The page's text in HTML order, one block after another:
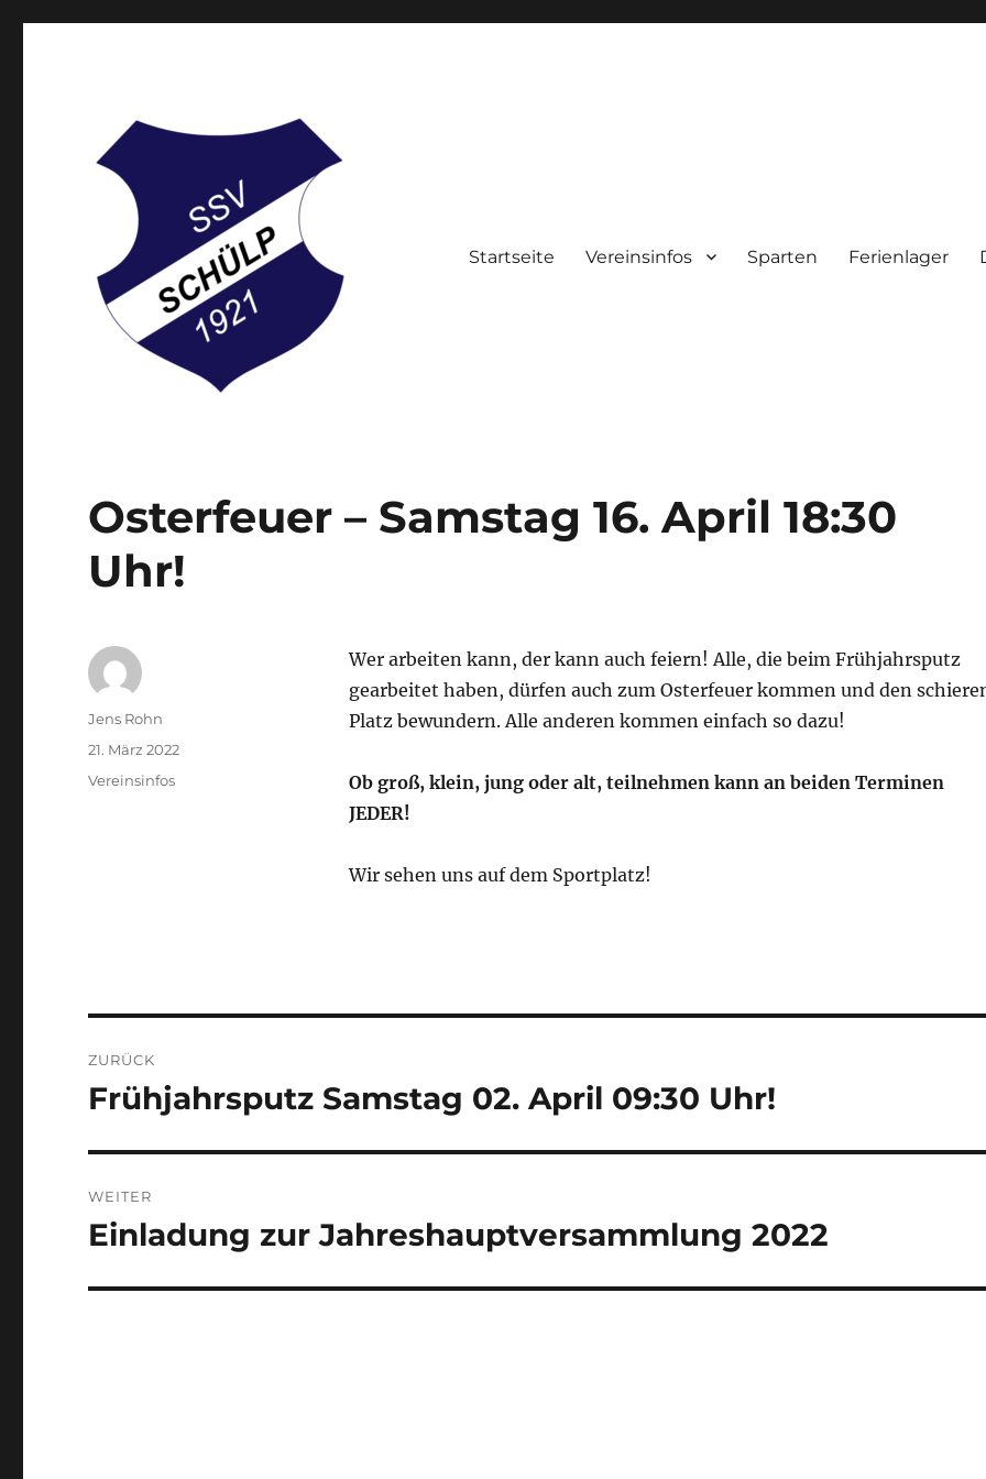
Startseite Vereinsinfos Sparten Ferienlager
Osterfeuer – Samstag 16. April 18:30
Uhr!
Wer arbeiten kann, der kann auch feiern! Alle, die beim Frühjahrsputz
gearbeitet haben, dürfen auch zum Osterfeuer kommen und den
Platz bewundern. Alle anderen kommen einfach so dazu!
Ob groß, klein, jung oder alt, teilnehmen kann an beiden Terminen
JEDER!
Wir sehen uns auf dem Sportplatz!
Autor
Jens Rohn
Veröffentlicht
21. März 2022
Kategorien
Vereinsinfos
ZURÜCK
Vorheriger
Frühjahrsputz Samstag 02. April 09:30 Uhr!
WEITER
Nächster
Einladung zur Jahreshauptversammlung 2022